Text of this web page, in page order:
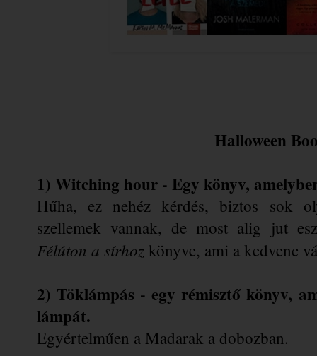
Halloween
1) Witching hour - Egy könyv,
Hűha, ez nehéz kérdés, biztos sok
Félúton a sírhoz könyve, ami a kedvenc
2) Töklámpás - egy rémisztő könyv,
lámpát.
Egyértelműen a Madarak a dobozban.